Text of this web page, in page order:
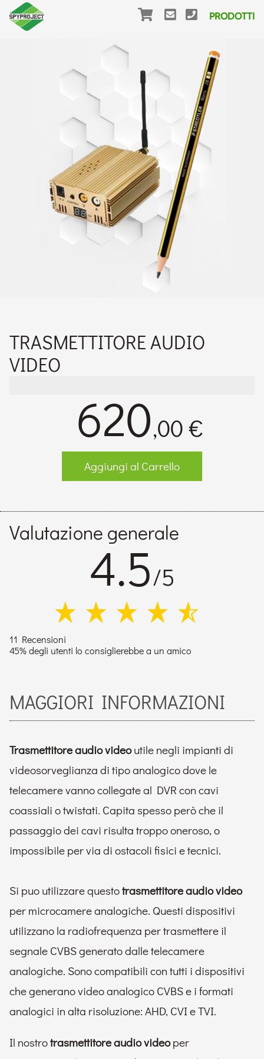
PRODOTTI
TRASMETTITORE AUDIO
VIDEO
620,00 €
Aggiungi al Carrello
Valutazione generale
4.5/5
11 Recensioni
45% degli utenti lo consiglierebbe a un amico
MAGGIORI INFORMAZIONI
Trasmettitore audio videoutile negli impianti di
videosorveglianza di tipo analogico dove le
telecamere vanno collegate al DVR con cavi
coassiali o twistati. Capita spesso però che il
passaggio dei cavi risulta troppo oneroso, o
impossibile per via di ostacoli fisici e tecnici.
Si puo utilizzare questotrasmettitore audio video
per microcamere analogiche. Questi dispositivi
utilizzano la radiofrequenza per trasmettere il
segnale CVBS generato dalle telecamere
analogiche. Sono compatibili con tutti i dispositivi
che generano video analogico CVBS e i formati
analogici in alta risoluzione: AHD, CVI e TVI.
Il nostrotrasmettitore audio videoper